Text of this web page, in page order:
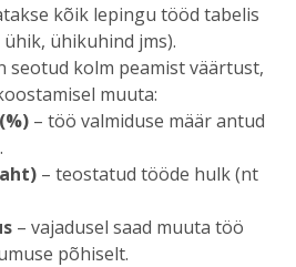
kõik lepingu tööd tabelis
ühikuhind jms).
seotud kolm peamist väärtust,
muuta:
– töö valmiduse määr antud
– teostatud tööde hulk (nt
– vajadusel saad muuta töö
põhiselt.